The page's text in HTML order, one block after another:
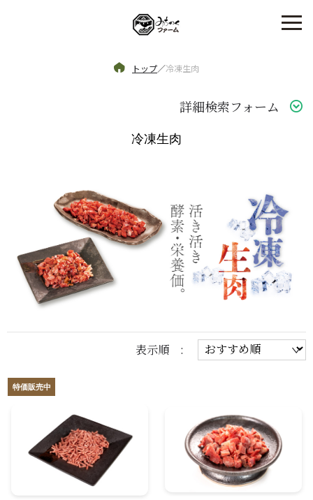
トップ／冷凍生肉
詳細検索フォーム
冷凍生肉
表示順 :